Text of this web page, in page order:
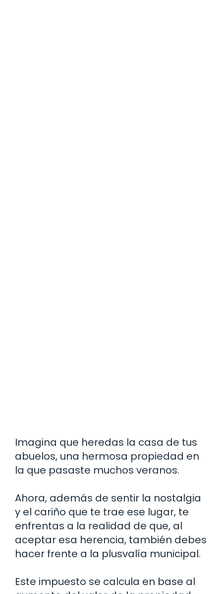
Imagina que heredas la casa de tus
abuelos, una hermosa propiedad en
la que pasaste muchos veranos.
Ahora, además de sentir la nostalgia
y el cariño que te trae ese lugar, te
enfrentas a la realidad de que, al
aceptar esa herencia, también debes
hacer frente a la plusvalía municipal.
Este impuesto se calcula en base al